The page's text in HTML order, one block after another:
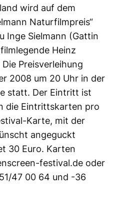
wird auf dem
Naturfilmpreis“
Inge Sielmann (Gattin
Heinz
Preisverleihung
2008 um 20 Uhr in der
statt. Der Eintritt ist
die Eintrittskarten pro
Karte, mit der
angeguckt
30 Euro. Karten
festival.de oder
47 00 64 und -36